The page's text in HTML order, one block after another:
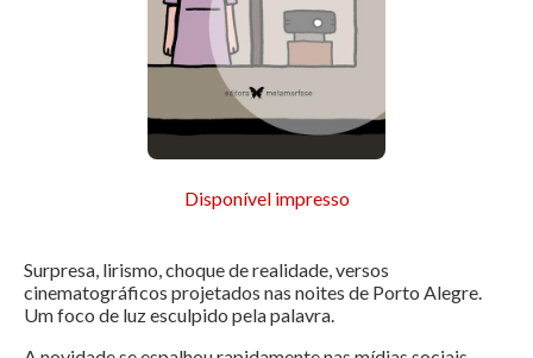
Disponível impresso
Surpresa, lirismo, choque de realidade, versos
cinematográficos projetados nas noites de Porto Alegre.
Um foco de luz esculpido pela palavra.